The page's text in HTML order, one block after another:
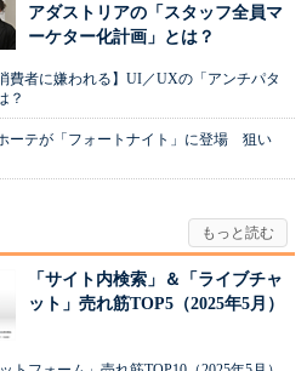
アダストリアの「スタッフ全員マ
ーケター化計画」とは？
費者に嫌われる】UI／UXの「アンチパタ
？
ーテが「フォートナイト」に登場 狙い
「サイト内検索」＆「ライブチャ
ット」売れ筋TOP5（2025年5月）